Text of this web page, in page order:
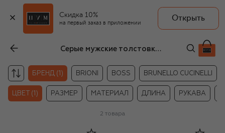
Скидка 10%
на первый заказ в приложении
Открыть
Серые мужские толстовки на молнии Crow’s eye
БРЕНД (1) BRIONI BOSS BRUNELLO CUCINELLI
ЦВЕТ (1) РАЗМЕР МАТЕРИАЛ ДЛИНА РУКАВА
2 товара